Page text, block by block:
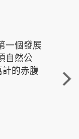
一個發展
自然公
計的赤腹
重
走進